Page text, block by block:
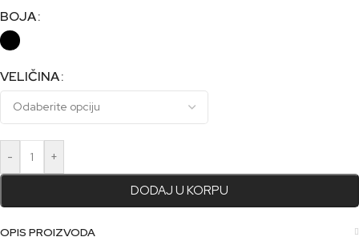
BOJA
VELIČINA
- +
DODAJ U KORPU
Alternative:
OPIS PROIZVODA